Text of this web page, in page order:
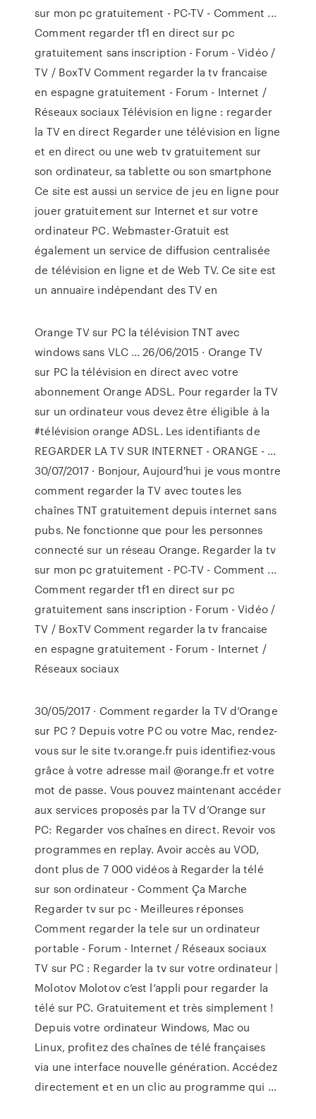
sur mon pc gratuitement - PC-TV - Comment ...
Comment regarder tf1 en direct sur pc
gratuitement sans inscription - Forum - Vidéo /
TV / BoxTV Comment regarder la tv francaise
en espagne gratuitement - Forum - Internet /
Réseaux sociaux Télévision en ligne : regarder
la TV en direct Regarder une télévision en ligne
et en direct ou une web tv gratuitement sur
son ordinateur, sa tablette ou son smartphone
Ce site est aussi un service de jeu en ligne pour
jouer gratuitement sur Internet et sur votre
ordinateur PC. Webmaster-Gratuit est
également un service de diffusion centralisée
de télévision en ligne et de Web TV. Ce site est
un annuaire indépendant des TV en
Orange TV sur PC la télévision TNT avec
windows sans VLC ... 26/06/2015 · Orange TV
sur PC la télévision en direct avec votre
abonnement Orange ADSL. Pour regarder la TV
sur un ordinateur vous devez être éligible à la
#télévision orange ADSL. Les identifiants de
REGARDER LA TV SUR INTERNET - ORANGE - …
30/07/2017 · Bonjour, Aujourd'hui je vous montre
comment regarder la TV avec toutes les
chaînes TNT gratuitement depuis internet sans
pubs. Ne fonctionne que pour les personnes
connecté sur un réseau Orange. Regarder la tv
sur mon pc gratuitement - PC-TV - Comment ...
Comment regarder tf1 en direct sur pc
gratuitement sans inscription - Forum - Vidéo /
TV / BoxTV Comment regarder la tv francaise
en espagne gratuitement - Forum - Internet /
Réseaux sociaux
30/05/2017 · Comment regarder la TV d’Orange
sur PC ? Depuis votre PC ou votre Mac, rendez-
vous sur le site tv.orange.fr puis identifiez-vous
grâce à votre adresse mail @orange.fr et votre
mot de passe. Vous pouvez maintenant accéder
aux services proposés par la TV d’Orange sur
PC: Regarder vos chaînes en direct. Revoir vos
programmes en replay. Avoir accès au VOD,
dont plus de 7 000 vidéos à Regarder la télé
sur son ordinateur - Comment Ça Marche
Regarder tv sur pc - Meilleures réponses
Comment regarder la tele sur un ordinateur
portable - Forum - Internet / Réseaux sociaux
TV sur PC : Regarder la tv sur votre ordinateur |
Molotov Molotov c’est l’appli pour regarder la
télé sur PC. Gratuitement et très simplement !
Depuis votre ordinateur Windows, Mac ou
Linux, profitez des chaînes de télé françaises
via une interface nouvelle génération. Accédez
directement et en un clic au programme qui …